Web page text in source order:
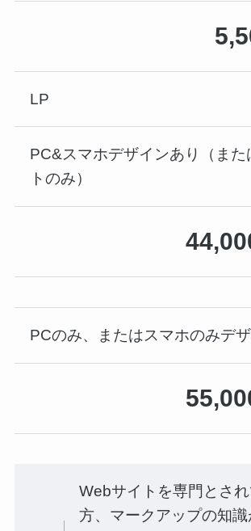
LP
PC&スマホデザインあり（また
トのみ）
PCのみ、またはスマホのみデ
Webサイトを専門とさ
方、マークアップの知